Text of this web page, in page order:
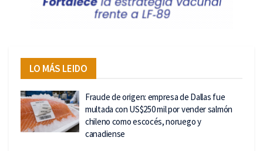
LO MÁS LEIDO
Fraude de origen: empresa de Dallas fue
multada con US$250 mil por vender salmón
chileno como escocés, noruego y
canadiense